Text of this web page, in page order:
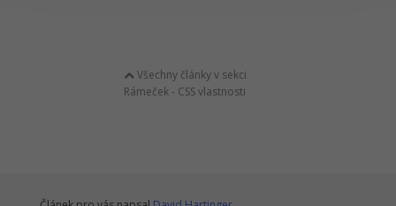
Všechny články v sekci
Rámeček - CSS vlastnosti